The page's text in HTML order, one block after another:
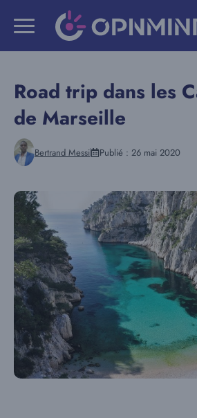
Road trip dans les
de Marseille
Bertrand Messi Publié : 26 mai 2020